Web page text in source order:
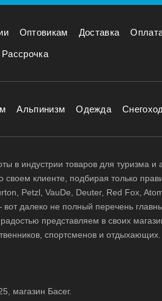
Оптовикам Доставка
Рассрочка
Альпинизм Одежда
в индустрии товаров для туризма и
клиенте, подбирая только
Petzl, VauDe, Deuter, Red Fox,
далеко не полный перечень
представляем в своих
спортсменов и отдыхающих.
магазин Басег.